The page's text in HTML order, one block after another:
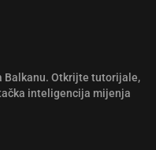
Balkanu. Otkrijte tutorijale,
inteligencija mijenja